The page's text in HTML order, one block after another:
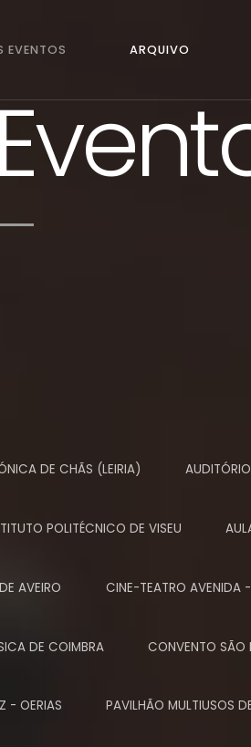
EVENTOS ARQUIVO
DE CHÃS (LEIRIA)
POLITÉCNICO DE VISEU
AVEIRO CINE-TEATRO AVENIDA
DE COIMBRA CONVENTO
- OERIAS PAVILHÃO MULTIUSOS